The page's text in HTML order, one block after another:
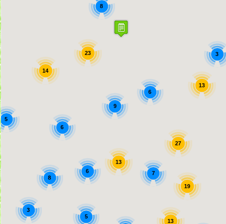
14
23
9
27
13
6
8
13
13
8
5
19
3
6
6
5
3
7